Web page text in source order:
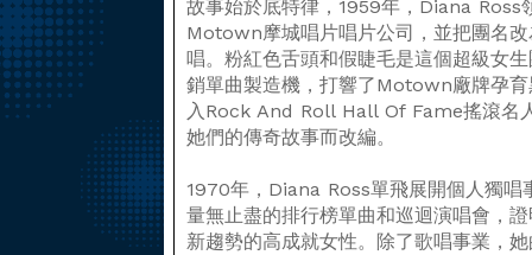
故事始於底特律，1959年，Diana
Motown摩城唱片唱片公司，並把團名
唱。粉紅色舌頭和假睫毛是這個超級女
銷單曲製造機，打響了Motown廠牌孕
入Rock And Roll Hall Of Fame搖滾名
她們的傳奇故事而改編。
1970年，Diana Ross單飛展開個人獨
量無止盡的排行榜單曲和巡迴演唱會，
新趨勢的高成就女性。除了歌唱事業，